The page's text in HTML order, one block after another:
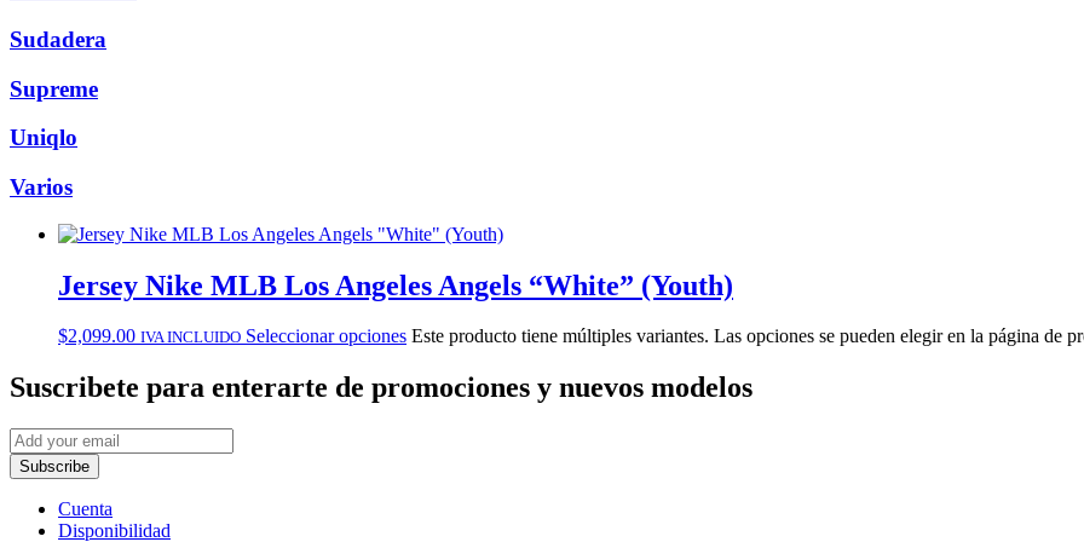
Sudadera
Supreme
Uniqlo
Varios
Jersey Nike MLB Los Angeles Angels “White” (Youth)
$2,099.00 IVA INCLUIDO Seleccionar opciones Este producto tiene múltiples variantes. Las opciones se pueden elegir en la página de
Suscribete para enterarte de promociones y nuevos modelos
Subscribe
Cuenta
Disponibilidad